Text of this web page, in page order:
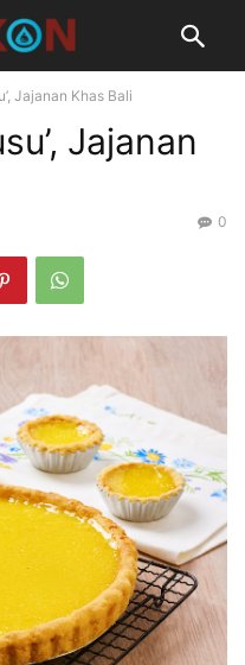
Jajanan Khas Bali
Jajanan
0